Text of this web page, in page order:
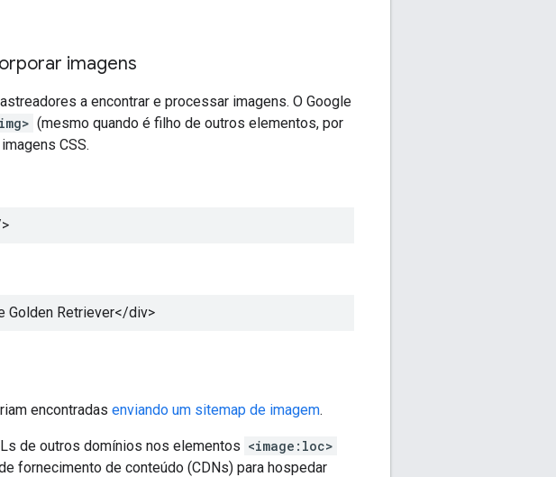
imagens
a encontrar e processar imagens. O Google
(mesmo quando é filho de outros elementos, por
CSS.
Golden Retriever</div>
encontradas enviando um sitemap de imagem.
de outros domínios nos elementos <image:loc>
fornecimento de conteúdo (CDNs) para hospedar